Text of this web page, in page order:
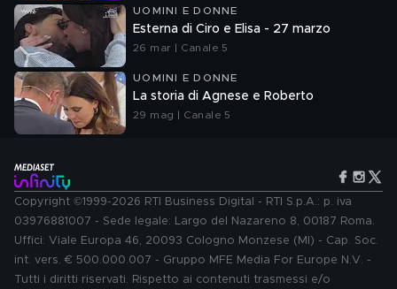
UOMINI E DONNE
Esterna di Ciro e Elisa - 27 marzo
26 mar | Canale 5
UOMINI E DONNE
La storia di Agnese e Roberto
29 mag | Canale 5
Copyright ©1999-2026 RTI Business Digital - RTI S.p.A.: p. iva
03976881007 - Sede legale: Largo del Nazareno 8, 00187 Roma.
Uffici: Viale Europa 46, 20093 Cologno Monzese (MI) - Cap. Soc.
int. vers. € 500.000.007 - Gruppo MFE Media For Europe N.V. -
Tutti i diritti riservati. Rispetto ai contenuti trasmessi e/o